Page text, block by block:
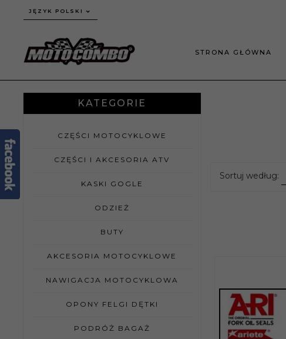
JĘZYK POLSKI
STRONA GŁÓWNA
KATEGORIE
CZĘŚCI MOTOCYKLOWE
CZĘŚCI I AKCESORIA ATV
KASKI GOGLE
ODZIEŻ
BUTY
AKCESORIA MOTOCYKLOWE
NAWIGACJA MOTOCYKLOWA
OPONY FELGI DĘTKI
PODRÓŻ BAGAŻ
Sortuj według: